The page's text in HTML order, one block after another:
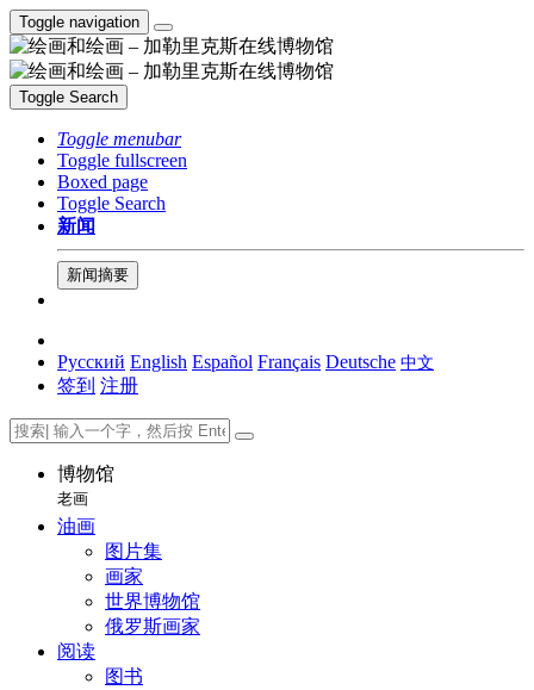
Toggle navigation
Toggle Search
Toggle menubar
Toggle fullscreen
Boxed page
Toggle Search
新闻
新闻摘要
Русский English Español Français Deutsche 中文
签到 注册
博物馆
老画
油画
图片集
画家
世界博物馆
俄罗斯画家
阅读
图书